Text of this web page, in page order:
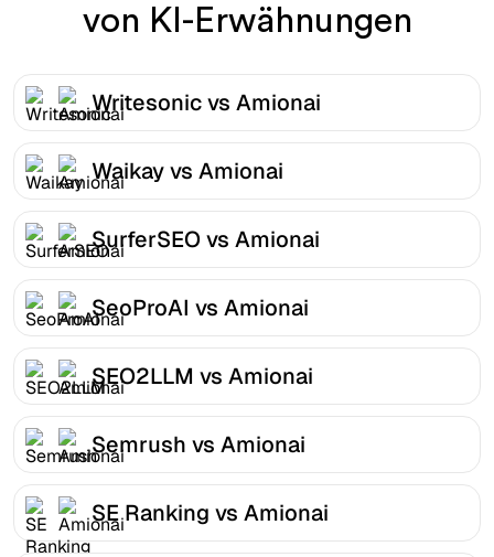
von KI-Erwähnungen
Writesonic vs Amionai
Waikay vs Amionai
SurferSEO vs Amionai
SeoProAI vs Amionai
SEO2LLM vs Amionai
Semrush vs Amionai
SE Ranking vs Amionai